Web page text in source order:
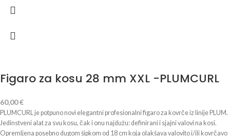
Brzo zagrijavanje do radne temperature za 30 sekundi. Napon: 220–240 V~ 50/60
za upotrebu za 30 sekundi. Prilikom oblikovanja koristite toplinski izolirani vrh za
Figaro za kosu 28 mm XXL -PLUMCURL
60,00€
PLUMCURL je potpuno novi elegantni profesionalni figaro za kovrče iz linije PLUM.
Jedinstveni alat za svu kosu, čak i onu najdužu: definirani i sjajni valovi na kosi.
Opremljena posebno dugom šipkom od 18 cm koja olakšava valovito i/ili kovrčavo